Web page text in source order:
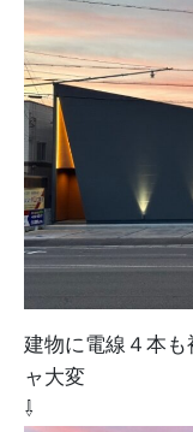
建物に電線４本
ャ大変
⇩